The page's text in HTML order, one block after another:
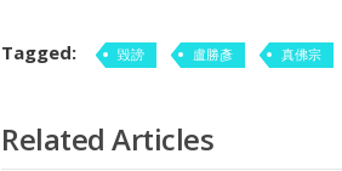
Tagged: 毀謗 盧勝彥 真佛宗
Related Articles